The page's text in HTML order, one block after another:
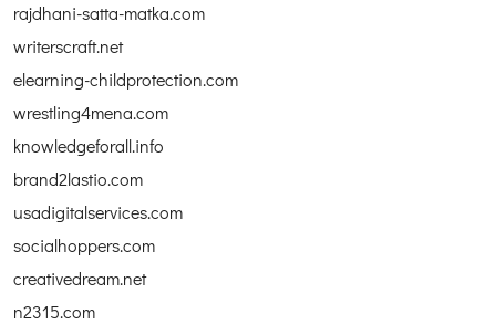
rajdhani-satta-matka.com
writerscraft.net
elearning-childprotection.com
wrestling4mena.com
knowledgeforall.info
brand2lastio.com
usadigitalservices.com
socialhoppers.com
creativedream.net
n2315.com